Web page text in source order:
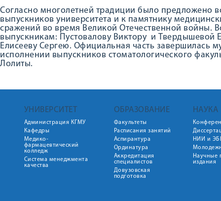
Согласно многолетней традиции было предложено
выпускников университета и к памятнику
сражений во время Великой Отечественной войны.
выпускникам: Пустовалову Виктору и Твердышевой
Елисееву Сергею. Официальная часть завершилась
исполнении выпускников стоматологического
Лолиты.
УНИВЕРСИТЕТ
Администрация КГМУ
Кафедры
Медико-
фармацевтический
колледж
Система менеджмента
качества
ОБРАЗОВАНИЕ
Факультеты
Расписания занятий
Аспирантура
Ординатура
Аккредитация
специалистов
Довузовская
подготовка
НАУКА
НИИ и
Научные
издания